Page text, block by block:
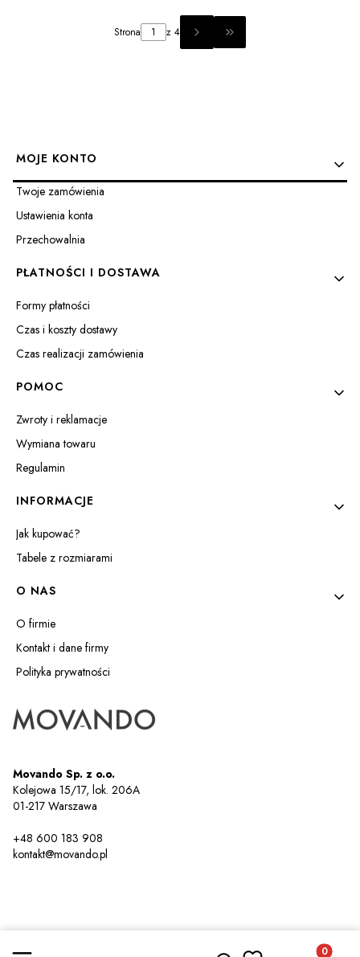
Strona z 4 PRZEJDŹ DO OSTATNIEJ
Linki w stopce
MOJE KONTO
Twoje zamówienia
Ustawienia konta
Przechowalnia
PŁATNOŚCI I DOSTAWA
Formy płatności
Czas i koszty dostawy
Czas realizacji zamówienia
POMOC
Zwroty i reklamacje
Wymiana towaru
Regulamin
INFORMACJE
Jak kupować?
Tabele z rozmiarami
O NAS
O firmie
Kontakt i dane firmy
Polityka prywatności
Movando Sp. z o.o.
Kolejowa 15/17, lok. 206A
01-217 Warszawa
+48 600 183 908
kontakt@movando.pl